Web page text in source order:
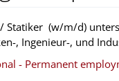
Statiker (w/m/d)
, Ingenieur-, und
- Permanent